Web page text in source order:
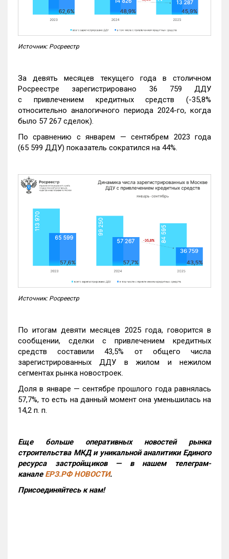
Источник: Росреестр
За девять месяцев текущего года в столичном
Росреестре зарегистрировано 36 759 ДДУ
с привлечением кредитных средств (-35,8%
относительно аналогичного периода 2024-го, когда
было 57 267 сделок).
По сравнению с январем — сентябрем 2023 года
(65 599 ДДУ) показатель сократился на 44%.
Источник: Росреестр
По итогам девяти месяцев 2025 года, говорится в
сообщении, сделки с привлечением кредитных
средств составили 43,5% от общего числа
зарегистрированных ДДУ в жилом и нежилом
сегментах рынка новостроек.
Доля в январе — сентябре прошлого года равнялась
57,7%, то есть на данный момент она уменьшилась на
14,2 п. п.
Еще больше оперативных новостей рынка
строительства МКД и уникальной аналитики Единого
ресурса застройщиков — в нашем телеграм-
канале ЕРЗ.РФ НОВОСТИ.
Присоединяйтесь к нам!